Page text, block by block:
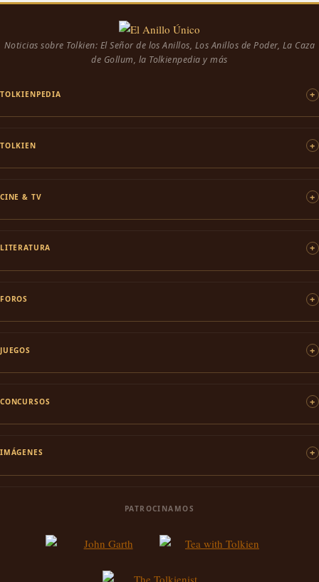
Noticias sobre Tolkien: El Señor de los Anillos, Los Anillos de Poder, La Caza
de Gollum, la Tolkienpedia y más
TOLKIENPEDIA
TOLKIEN
CINE & TV
LITERATURA
FOROS
JUEGOS
CONCURSOS
IMÁGENES
PATROCINAMOS